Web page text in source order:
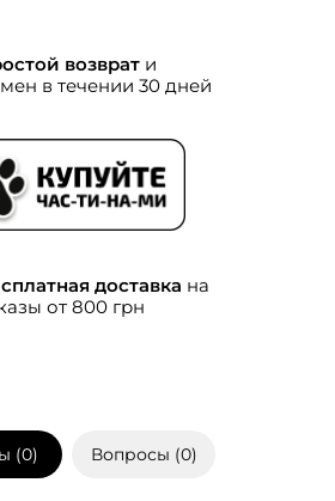
возврати
в течении 30 дней
доставка на
от 800 грн
(0) Вопросы (0)